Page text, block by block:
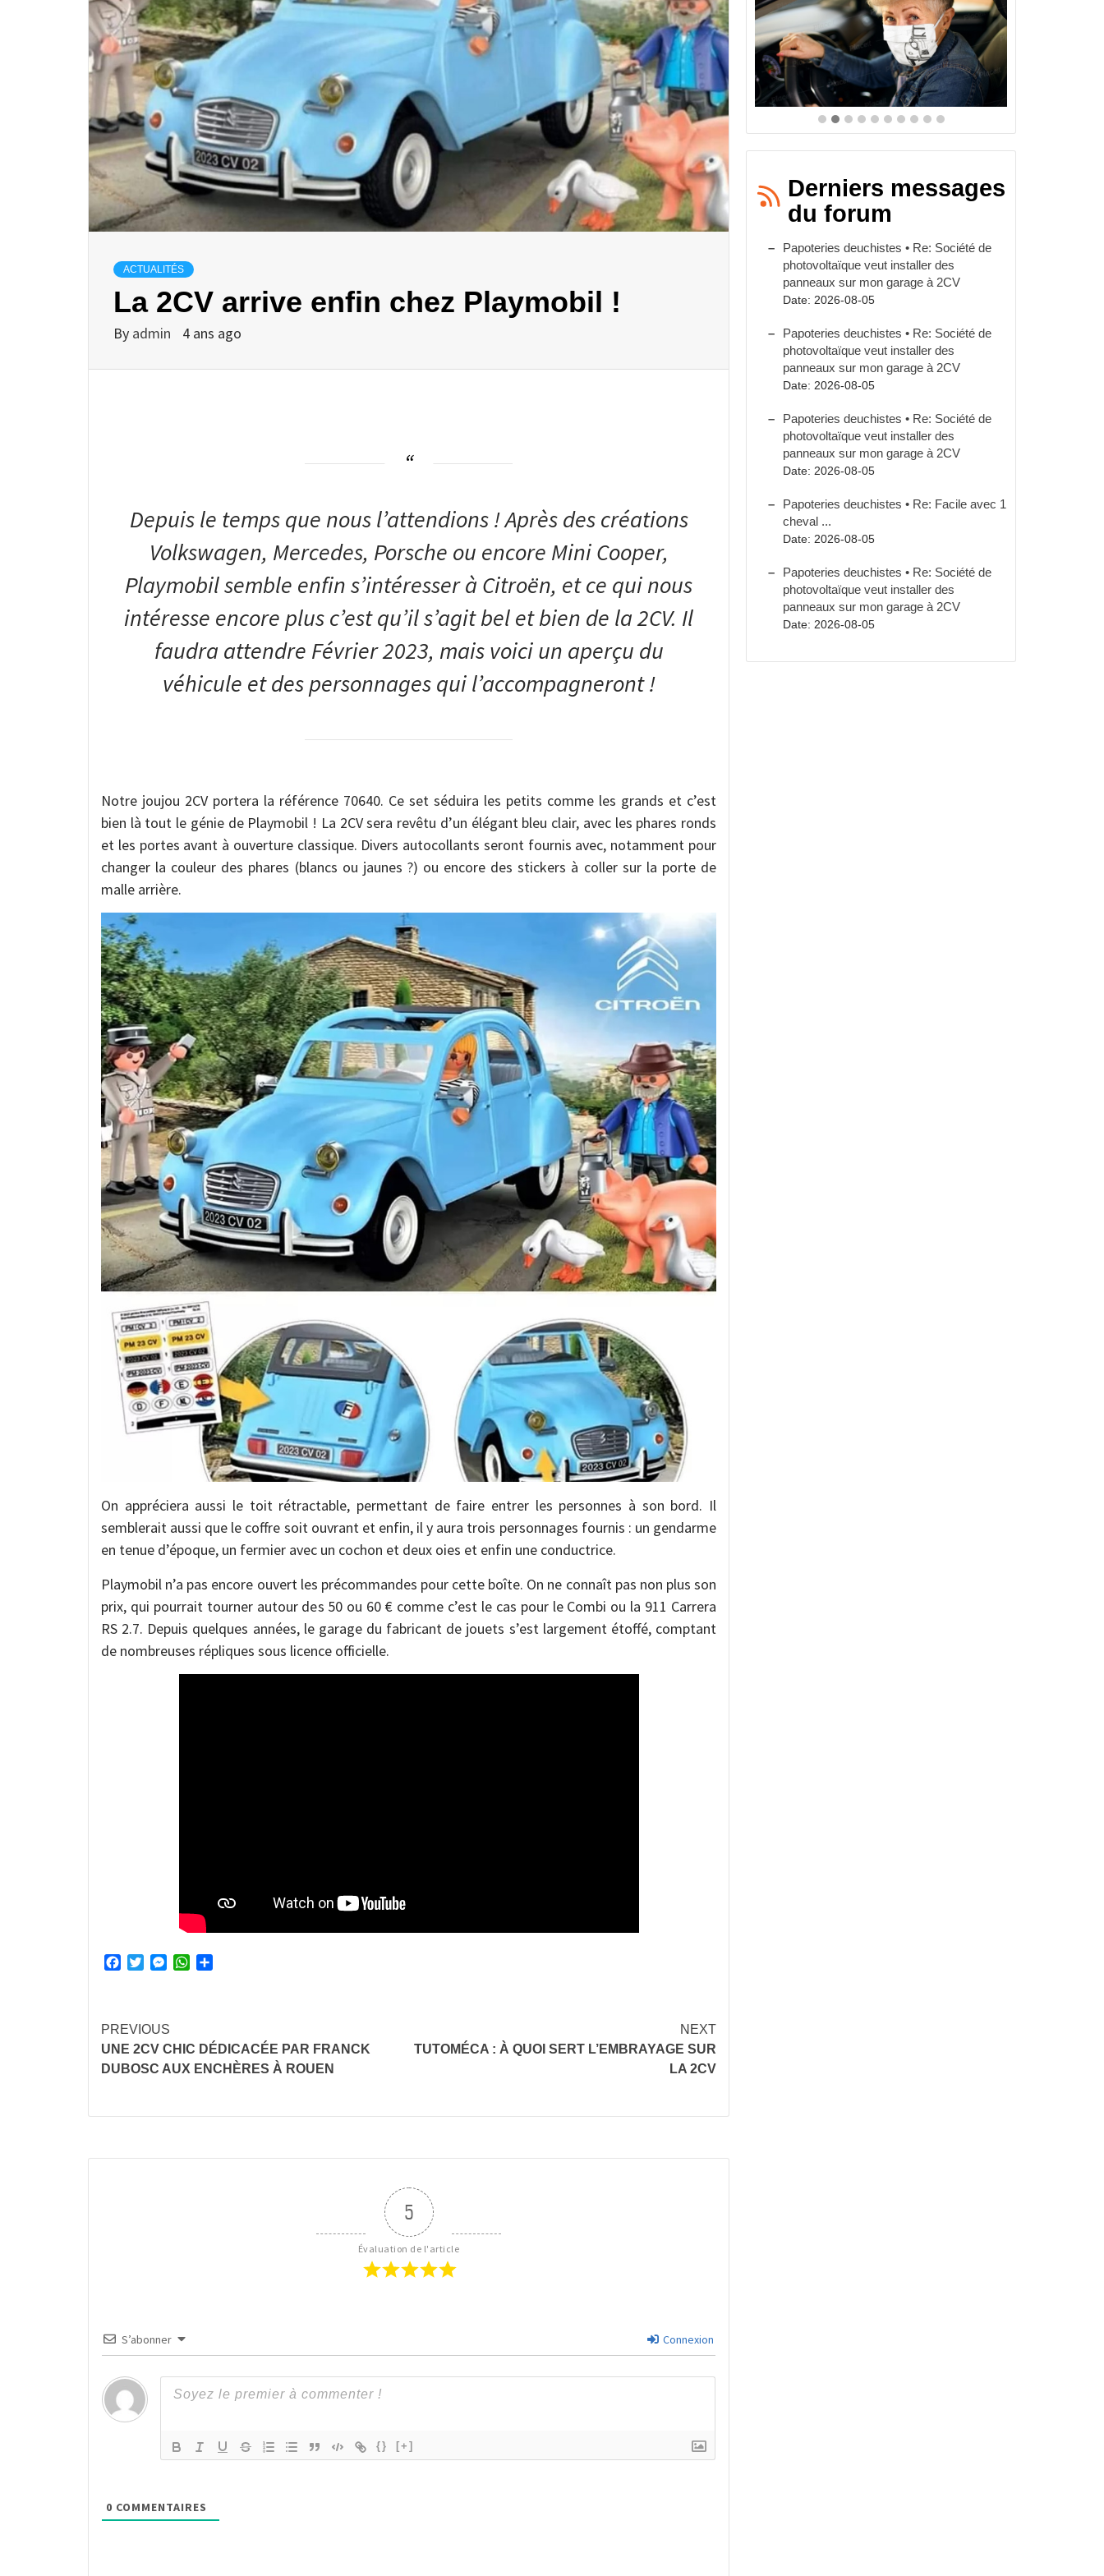
ACTUALITÉS
La 2CV arrive enfin chez Playmobil !
By admin 4 ans ago
Depuis le temps que nous l’attendions ! Après des créations
Volkswagen, Mercedes, Porsche ou encore Mini Cooper,
Playmobil semble enfin s’intéresser à Citroën, et ce qui nous
intéresse encore plus c’est qu’il s’agit bel et bien de la 2CV. Il
faudra attendre Février 2023, mais voici un aperçu du
véhicule et des personnages qui l’accompagneront !
Notre joujou 2CV portera la référence 70640. Ce set séduira les petits comme les grands et c’est
bien là tout le génie de Playmobil ! La 2CV sera revêtu d’un élégant bleu clair, avec les phares ronds
et les portes avant à ouverture classique. Divers autocollants seront fournis avec, notamment pour
changer la couleur des phares (blancs ou jaunes ?) ou encore des stickers à coller sur la porte de
malle arrière.
On appréciera aussi le toit rétractable, permettant de faire entrer les personnes à son bord. Il
semblerait aussi que le coffre soit ouvrant et enfin, il y aura trois personnages fournis : un gendarme
en tenue d’époque, un fermier avec un cochon et deux oies et enfin une conductrice.
Playmobil n’a pas encore ouvert les précommandes pour cette boîte. On ne connaît pas non plus son
prix, qui pourrait tourner autour des 50 ou 60 € comme c’est le cas pour le Combi ou la 911 Carrera
RS 2.7. Depuis quelques années, le garage du fabricant de jouets s’est largement étoffé, comptant
de nombreuses répliques sous licence officielle.
FacebookTwitterMessengerWhatsApp
Continue
Reading
PREVIOUS
UNE 2CV CHIC DÉDICACÉE PAR FRANCK
DUBOSC AUX ENCHÈRES À ROUEN
NEXT
TUTOMÉCA : À QUOI SERT L’EMBRAYAGE SUR
LA 2CV
5
Évaluation de l'article
S’abonner Connexion
{} [+]
0 COMMENTAIRES
Derniers messages
du forum
Papoteries deuchistes • Re: Société de
photovoltaïque veut installer des
panneaux sur mon garage à 2CV
Date: 2026-08-05
Papoteries deuchistes • Re: Société de
photovoltaïque veut installer des
panneaux sur mon garage à 2CV
Date: 2026-08-05
Papoteries deuchistes • Re: Société de
photovoltaïque veut installer des
panneaux sur mon garage à 2CV
Date: 2026-08-05
Papoteries deuchistes • Re: Facile avec 1
cheval ...
Date: 2026-08-05
Papoteries deuchistes • Re: Société de
photovoltaïque veut installer des
panneaux sur mon garage à 2CV
Date: 2026-08-05